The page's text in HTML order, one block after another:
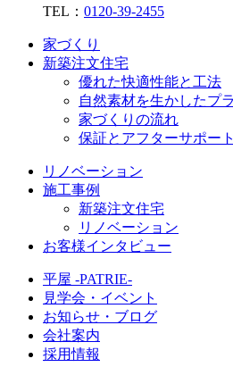
TEL： 0120-39-2455
家づくり
新築注文住宅
優れた快適性能と工法
自然素材を生かしたプ
家づくりの流れ
保証とアフターサポート
リノベーション
施工事例
新築注文住宅
リノベーション
お客様インタビュー
平屋 -PATRIE-
見学会・イベント
お知らせ・ブログ
会社案内
採用情報